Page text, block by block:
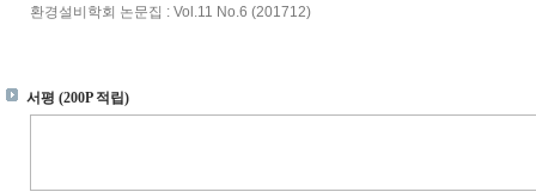
환경설비학회 논문집 : Vol.11 No.6 (201712)